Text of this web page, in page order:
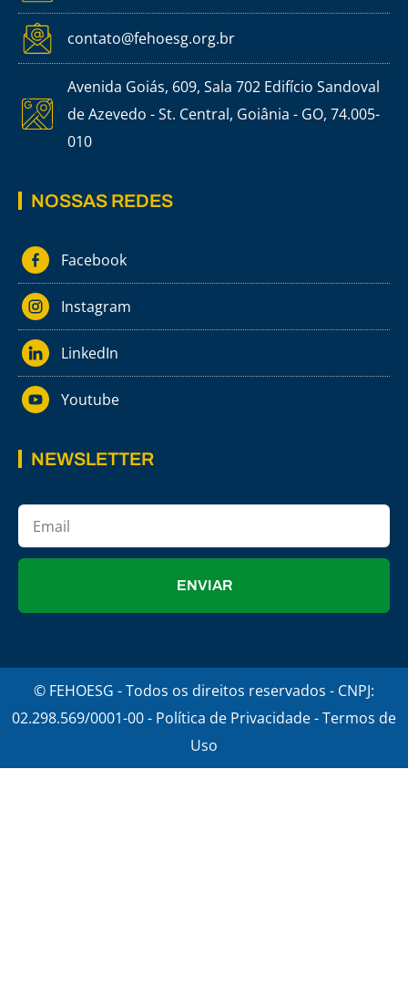
contato@fehoesg.org.br
Avenida Goiás, 609, Sala 702 Edifício Sandoval
de Azevedo - St. Central, Goiânia - GO, 74.005-
010
NOSSAS REDES
Facebook
Instagram
LinkedIn
Youtube
NEWSLETTER
ENVIAR
© FEHOESG - Todos os direitos reservados - CNPJ:
02.298.569/0001-00 - Política de Privacidade - Termos de
Uso